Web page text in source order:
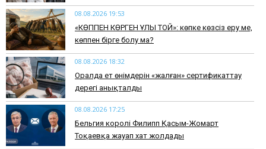
08.08.2026 19:53
​«КӨППЕН КӨРГЕН ҰЛЫ ТОЙ»: көпке көзсіз еру ме,
көппен бірге болу ма?
08.08.2026 18:32
Оралда ет өнімдерін «жалған» сертификаттау
дерегі анықталды
08.08.2026 17:25
Бельгия королі Филипп Қасым-Жомарт
Тоқаевқа жауап хат жолдады